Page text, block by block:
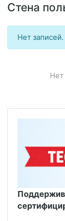
Стена
Нет записей.
Нет